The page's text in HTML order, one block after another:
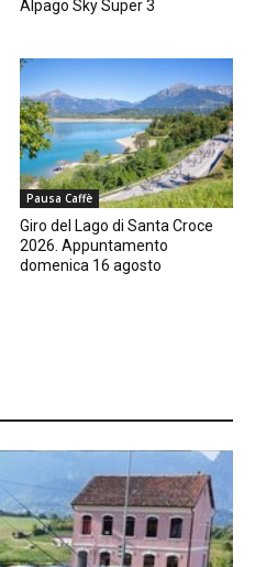
Alpago Sky Super 3
Pausa Caffè
Giro del Lago di Santa Croce
2026. Appuntamento
domenica 16 agosto